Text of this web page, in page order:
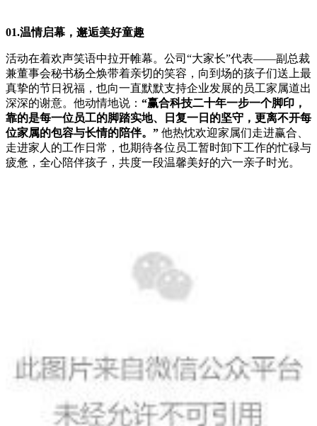
01.温情启幕，邂逅美好童趣
活动在着欢声笑语中拉开帷幕。公司“大家长”代表——副总裁
兼董事会秘书杨仝焕带着亲切的笑容，向到场的孩子们送上最
真挚的节日祝福，也向一直默默支持企业发展的员工家属道出
深深的谢意。他动情地说： “赢合科技二十年一步一个脚印，
靠的是每一位员工的脚踏实地、日复一日的坚守，更离不开每
位家属的包容与长情的陪伴。” 他热忱欢迎家属们走进赢合、
走进家人的工作日常，也期待各位员工暂时卸下工作的忙碌与
疲惫，全心陪伴孩子，共度一段温馨美好的六一亲子时光。